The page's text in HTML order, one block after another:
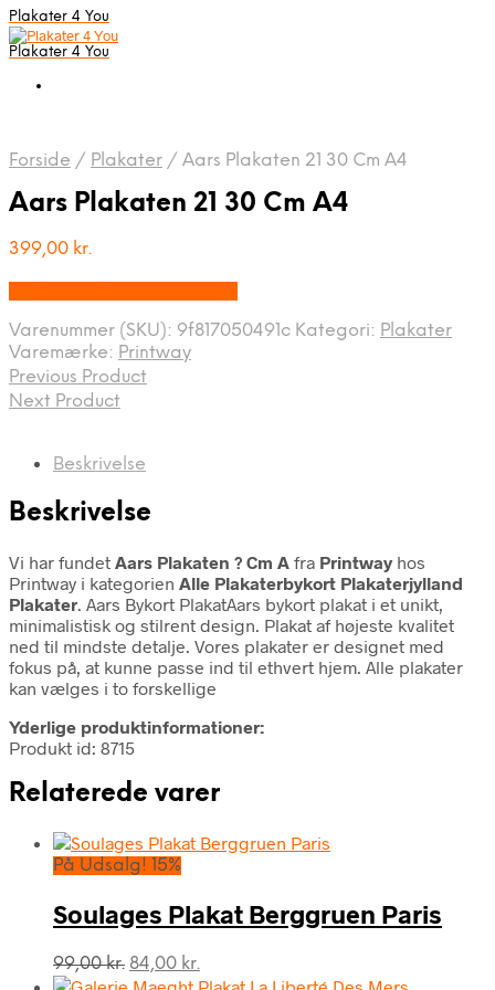
Plakater 4 You
Plakater 4 You
Forside / Plakater / Aars Plakaten 21 30 Cm A4
Aars Plakaten 21 30 Cm A4
399,00 kr.
Varenummer (SKU): 9f817050491c Kategori: Plakater
Varemærke: Printway
Previous Product
Next Product
Beskrivelse
Beskrivelse
Vi har fundet Aars Plakaten ? Cm A fra Printwayhos
Printway i kategorien Alle Plakaterbykort Plakaterjylland
Plakater. Aars Bykort PlakatAars bykort plakat i et unikt,
minimalistisk og stilrent design. Plakat af højeste kvalitet
ned til mindste detalje. Vores plakater er designet med
fokus på, at kunne passe ind til ethvert hjem. Alle plakater
kan vælges i to forskellige
Yderlige produktinformationer:
Produkt id: 8715
Relaterede varer
På Udsalg! 15%
Soulages Plakat Berggruen Paris
99,00kr. Den
oprindelige
84,00 kr.
aktuelle